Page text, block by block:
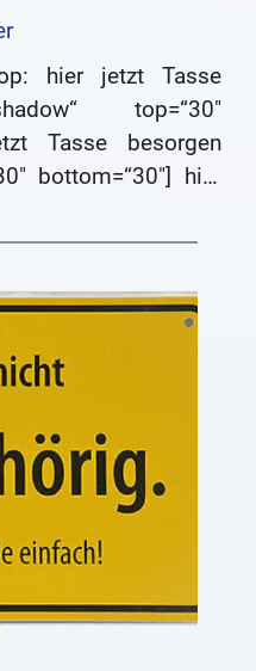
hier jetzt Tasse
top=“30″
Tasse besorgen
bottom=“30″] hier